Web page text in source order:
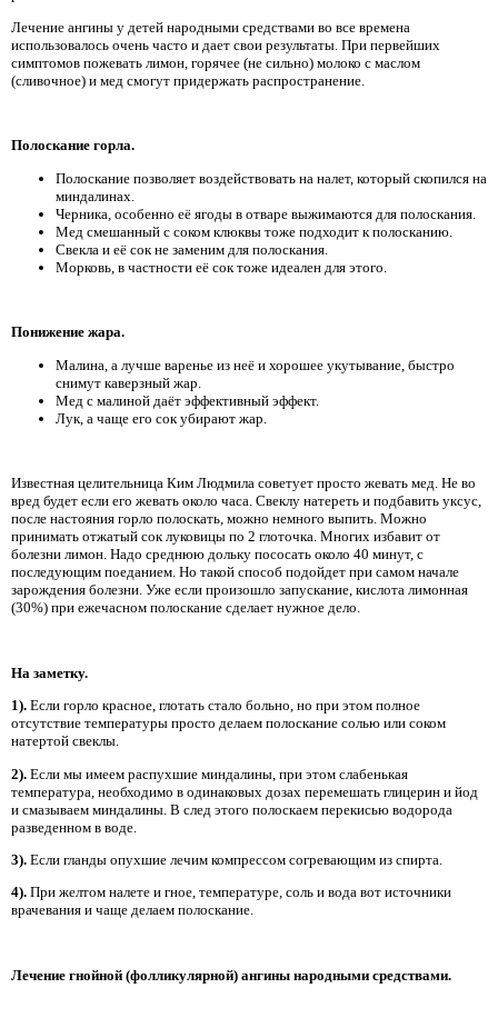
Лечение ангины у детей народными средствами во все времена
использовалось очень часто и дает свои результаты. При первейших
симптомов пожевать лимон, горячее (не сильно) молоко с маслом
(сливочное) и мед смогут придержать распространение.
Полоскание горла.
Полоскание позволяет воздействовать на налет, который скопился на
миндалинах.
Черника, особенно её ягоды в отваре выжимаются для полоскания.
Мед смешанный с соком клюквы тоже подходит к полосканию.
Свекла и её сок не заменим для полоскания.
Морковь, в частности её сок тоже идеален для этого.
Понижение жара.
Малина, а лучше варенье из неё и хорошее укутывание, быстро
снимут каверзный жар.
Мед с малиной даёт эффективный эффект.
Лук, а чаще его сок убирают жар.
Известная целительница Ким Людмила советует просто жевать мед. Не во
вред будет если его жевать около часа. Свеклу натереть и подбавить уксус,
после настояния горло полоскать, можно немного выпить. Можно
принимать отжатый сок луковицы по 2 глоточка. Многих избавит от
болезни лимон. Надо среднюю дольку пососать около 40 минут, с
последующим поеданием. Но такой способ подойдет при самом начале
зарождения болезни. Уже если произошло запускание, кислота лимонная
(30%) при ежечасном полоскание сделает нужное дело.
На заметку.
1). Если горло красное, глотать стало больно, но при этом полное
отсутствие температуры просто делаем полоскание солью или соком
натертой свеклы.
2). Если мы имеем распухшие миндалины, при этом слабенькая
температура, необходимо в одинаковых дозах перемешать глицерин и йод
и смазываем миндалины. В след этого полоскаем перекисью водорода
разведенном в воде.
3). Если гланды опухшие лечим компрессом согревающим из спирта.
4). При желтом налете и гное, температуре, соль и вода вот источники
врачевания и чаще делаем полоскание.
Лечение гнойной (фолликулярной) ангины народными средствами.